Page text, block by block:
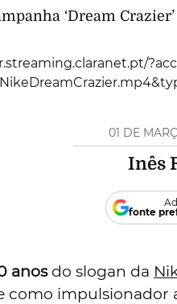
‘Dream
01 DE
Inês
fonte
anosdo slogan da
como impulsionador